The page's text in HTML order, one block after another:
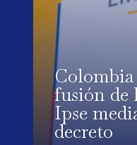
fusión de
Ipse
decreto